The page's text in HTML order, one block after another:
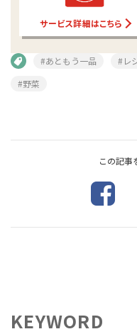
サービス詳細はこちら
#あともう一品 #レ
#野菜
この記事
KEYWORD